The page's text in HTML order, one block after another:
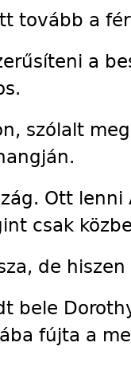
tovább a
a
szólalt
Ott
csak
de
bele
fújta a